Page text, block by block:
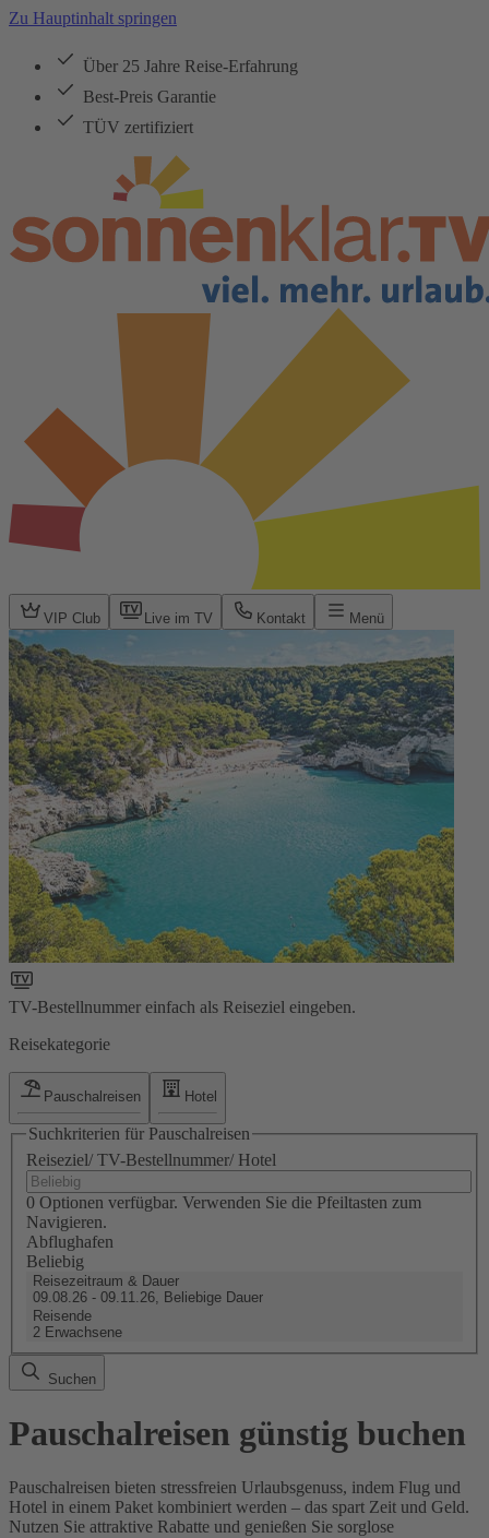
Zu Hauptinhalt springen
Über 25 Jahre Reise-Erfahrung
Best-Preis Garantie
TÜV zertifiziert
VIP Club Live im TV Kontakt Menü
TV-Bestellnummer einfach als Reiseziel eingeben.
Reisekategorie
Pauschalreisen Hotel
Suchkriterien für Pauschalreisen
Reiseziel/ TV-Bestellnummer/ Hotel
0 Optionen verfügbar. Verwenden Sie die Pfeiltasten zum
Navigieren.
Abflughafen
Beliebig
Reisezeitraum & Dauer
09.08.26 - 09.11.26, Beliebige Dauer
Reisende
2 Erwachsene
Suchen
Pauschalreisen günstig buchen
Pauschalreisen bieten stressfreien Urlaubsgenuss, indem Flug und
Hotel in einem Paket kombiniert werden – das spart Zeit und Geld.
Nutzen Sie attraktive Rabatte und genießen Sie sorglose